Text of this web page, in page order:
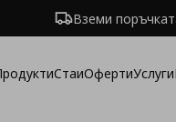
Вземи
СтаиОфертиУслуги